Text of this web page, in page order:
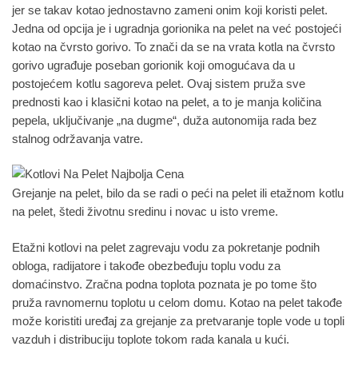
jer se takav kotao jednostavno zameni onim koji koristi pelet.
Jedna od opcija je i ugradnja gorionika na pelet na već postojeći
kotao na čvrsto gorivo. To znači da se na vrata kotla na čvrsto
gorivo ugrađuje poseban gorionik koji omogućava da u
postojećem kotlu sagoreva pelet. Ovaj sistem pruža sve
prednosti kao i klasični kotao na pelet, a to je manja količina
pepela, uključivanje „na dugme“, duža autonomija rada bez
stalnog održavanja vatre.
Grejanje na pelet, bilo da se radi o peći na pelet ili etažnom kotlu
na pelet, štedi životnu sredinu i novac u isto vreme.
Etažni kotlovi na pelet zagrevaju vodu za pokretanje podnih
obloga, radijatore i takođe obezbeđuju toplu vodu za
domaćinstvo. Zračna podna toplota poznata je po tome što
pruža ravnomernu toplotu u celom domu. Kotao na pelet takođe
može koristiti uređaj za grejanje za pretvaranje tople vode u topli
vazduh i distribuciju toplote tokom rada kanala u kući.